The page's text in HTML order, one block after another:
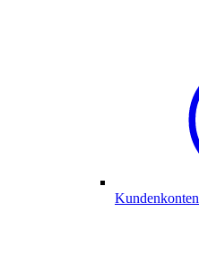
Kundenkonten